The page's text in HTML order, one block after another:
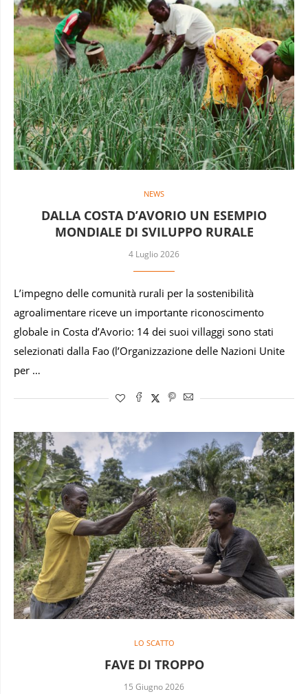
NEWS
DALLA COSTA D’AVORIO UN ESEMPIO
MONDIALE DI SVILUPPO RURALE
4 Luglio 2026
L’impegno delle comunità rurali per la sostenibilità
agroalimentare riceve un importante riconoscimento
globale in Costa d’Avorio: 14 dei suoi villaggi sono stati
selezionati dalla Fao (l’Organizzazione delle Nazioni Unite
per …
LO SCATTO
FAVE DI TROPPO
15 Giugno 2026